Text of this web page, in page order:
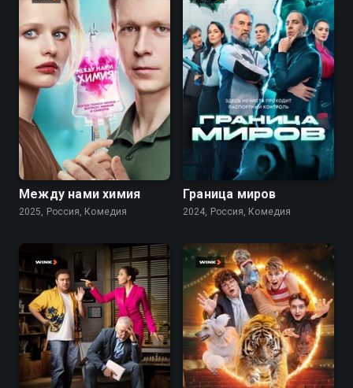
9.2
Между нами химия
2025, Россия, Комедия
Граница миров
2024, Россия, Комедия